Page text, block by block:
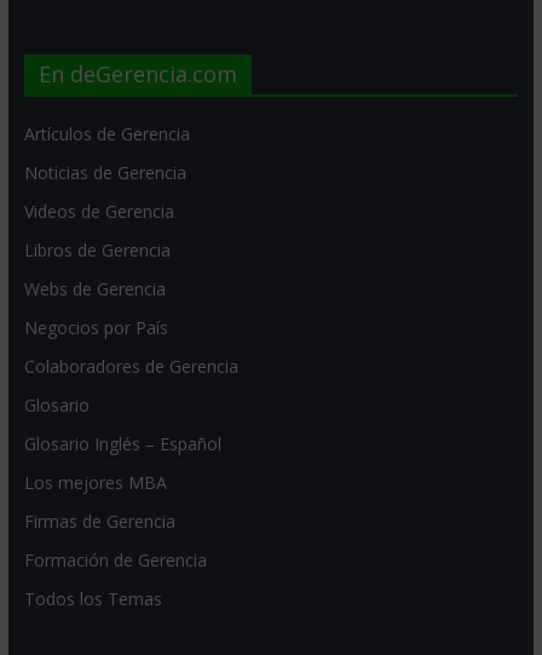
En deGerencia.com
Artículos de Gerencia
Noticias de Gerencia
Videos de Gerencia
Libros de Gerencia
Webs de Gerencia
Negocios por País
Colaboradores de Gerencia
Glosario
Glosario Inglés – Español
Los mejores MBA
Firmas de Gerencia
Formación de Gerencia
Todos los Temas